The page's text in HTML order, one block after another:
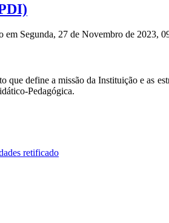
em Segunda, 27 de Novembro de 2023,
que define a missão da Instituição e as
Pedagógica.
retificado